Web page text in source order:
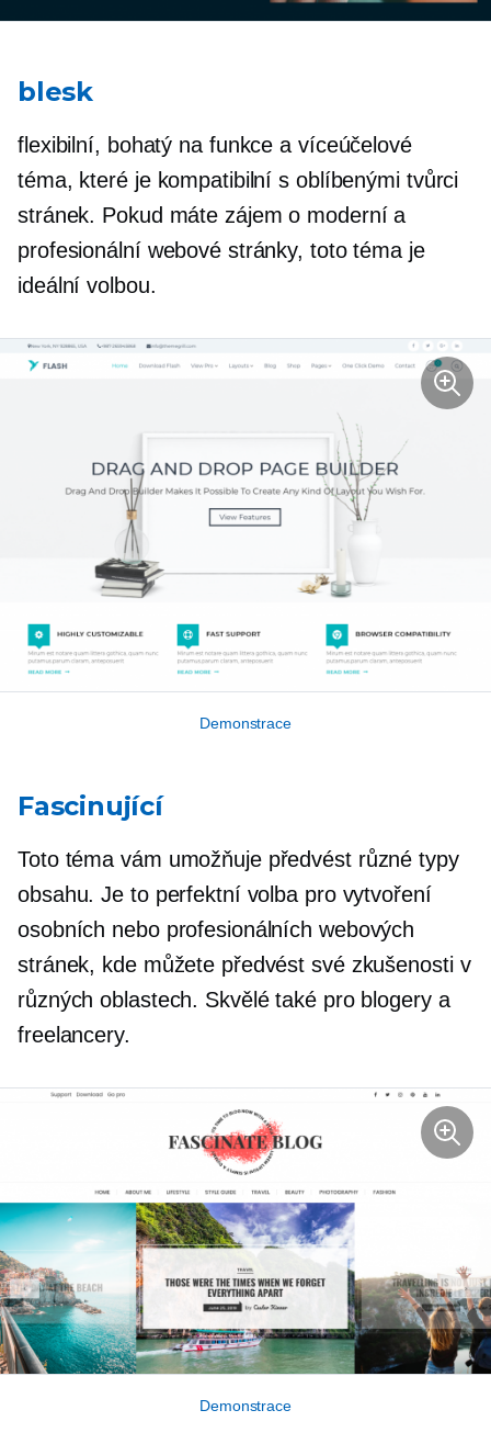
blesk
flexibilní, bohatý na funkce a víceúčelové
téma, které je kompatibilní s oblíbenými tvůrci
stránek. Pokud máte zájem o moderní a
profesionální webové stránky, toto téma je
ideální volbou.
Demonstrace
Fascinující
Toto téma vám umožňuje předvést různé typy
obsahu. Je to perfektní volba pro vytvoření
osobních nebo profesionálních webových
stránek, kde můžete předvést své zkušenosti v
různých oblastech. Skvělé také pro blogery a
freelancery.
Demonstrace